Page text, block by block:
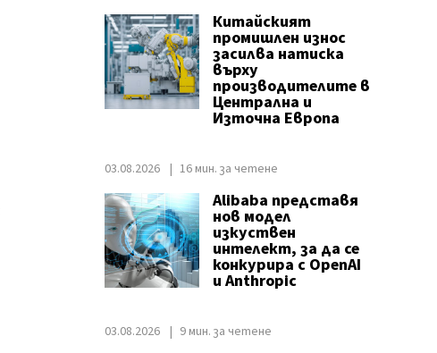
Китайският
промишлен износ
засилва натиска
върху
производителите в
Централна и
Източна Европа
03.08.2026 16 мин. за четене
Alibaba представя
нов модел
изкуствен
интелект, за да се
конкурира с OpenAI
и Anthropic
03.08.2026 9 мин. за четене